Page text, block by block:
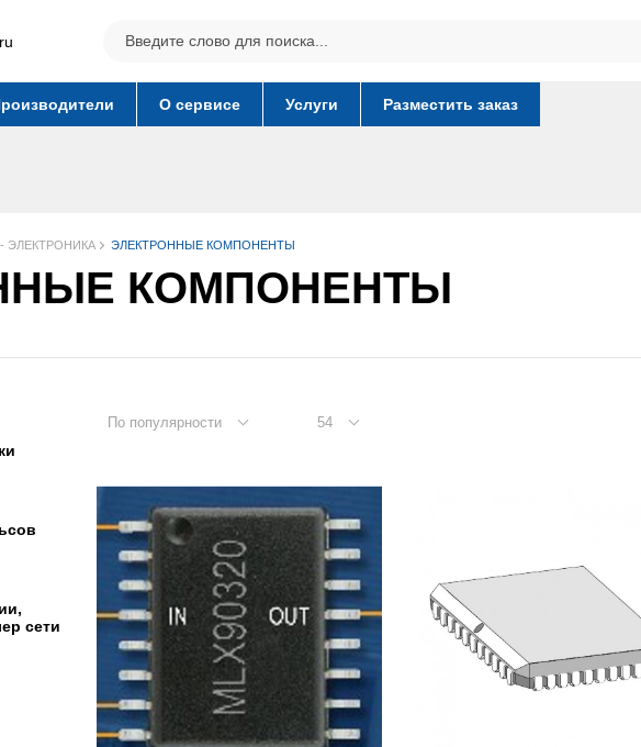
О сервисе Услуги Разместить заказ
ЭЛЕКТРОНИКА ЭЛЕКТРОННЫЕ КОМПОНЕНТЫ
КОМПОНЕНТЫ
сети
По популярности 54